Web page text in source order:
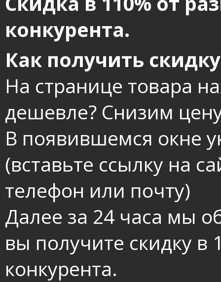
конкурента.
Как получить
На странице товара
дешевле? Снизим
В появившемся окне
(вставьте ссылку на
телефон или почту)
Далее за 24 часа мы
вы получите скидку в
конкурента.